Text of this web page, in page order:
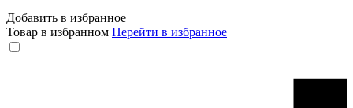
Добавить в избранное
Товар в избранном Перейти в избранное